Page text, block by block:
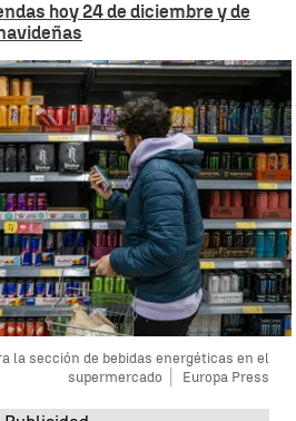
hoy 24 de diciembre y de
la sección de bebidas energéticas en el
supermercado
Europa Press